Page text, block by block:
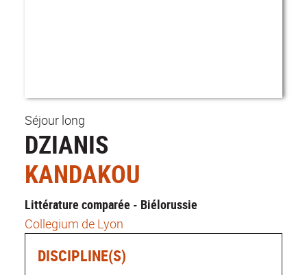
Séjour long
DZIANIS
KANDAKOU
Littérature comparée - Biélorussie
Collegium de Lyon
DISCIPLINE(S)